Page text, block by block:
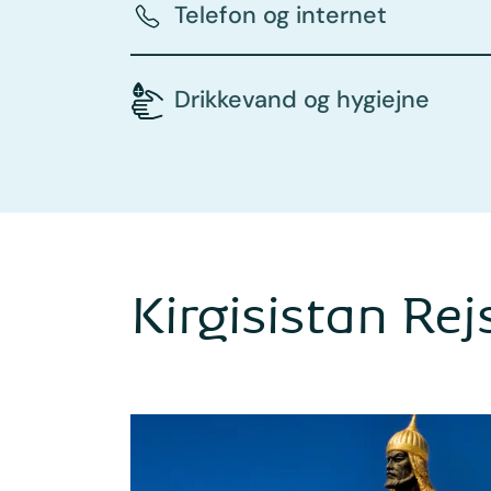
Telefon og internet
Drikkevand og hygiejne
Kirgisistan